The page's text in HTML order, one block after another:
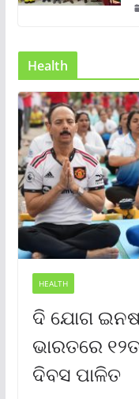
Health
HEALTH
ଦି ଯୋଗ
ଭାରତରେ
ଦିବସ ପାଳିତ